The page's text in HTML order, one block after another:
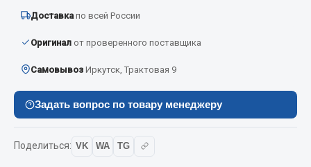
Автокаталоги
Аксессуары автомобильные
Вентиляторы кабины
Вымпела
Показать ещё
Доставка по всей России
Оригинал от проверенного поставщика
Самовывоз Иркутск, Трактовая 9
Задать вопрос по товару менеджеру
Поделиться: VK WA TG